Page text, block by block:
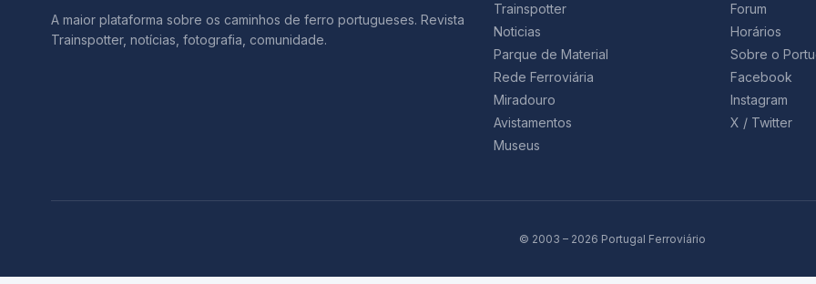
A maior plataforma sobre os caminhos de ferro portugueses. Revista
Trainspotter, notícias, fotografia, comunidade.
Trainspotter
Noticias
Parque de Material
Rede Ferroviária
Miradouro
Avistamentos
Museus
Forum
Horários
Sobre o
Facebook
Instagram
X / Twitter
© 2003 – 2026 Portugal Ferroviário